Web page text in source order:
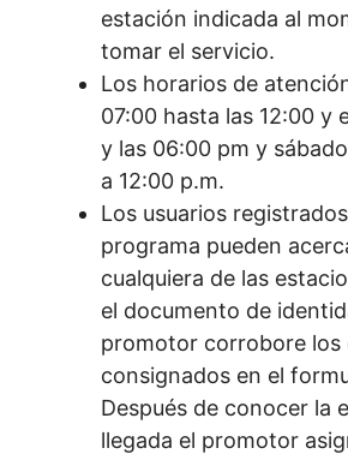
estación indicada al
tomar el servicio.
Los horarios de
07:00 hasta las 12:00 y
y las 06:00 pm y
a 12:00 p.m.
Los usuarios
programa pueden
cualquiera de las
el documento de
promotor corrobore los
consignados en el
Después de conocer la
llegada el promotor